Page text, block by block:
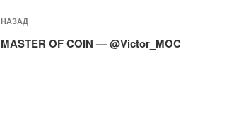
Навигация
по
Предыдущая
запись:
НАЗАД
MASTER OF COIN — @Victor_MOC